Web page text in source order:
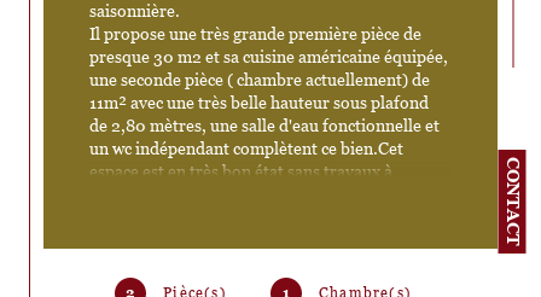
CONTACT
2 Pièce(s) 1 Chambre(s)
saisonnière.
Il propose une très grande première pièce de
presque 30 m2 et sa cuisine américaine équipée,
une seconde pièce ( chambre actuellement) de
11m² avec une très belle hauteur sous plafond
de 2,80 mètres, une salle d'eau fonctionnelle et
un wc indépendant complètent ce bien.Cet
espace est en très bon état sans travaux à
est très calme. Une cave est vendue avec le bien.